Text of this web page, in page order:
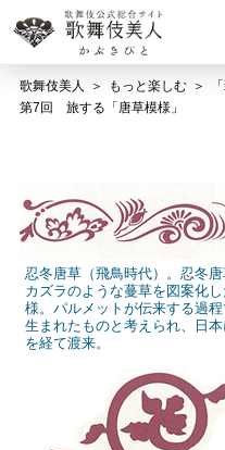
歌舞伎美人 もっと楽しむ
第7回 旅する「唐草模様」
忍冬唐草（飛鳥時代）。忍冬唐
カズラのような蔓草を図案化
様。パルメットが伝来する過程
生まれたものと考えられ、日
を経て渡来。